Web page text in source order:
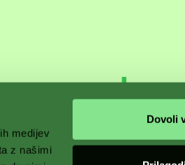
medijev
z našimi
Dovoli